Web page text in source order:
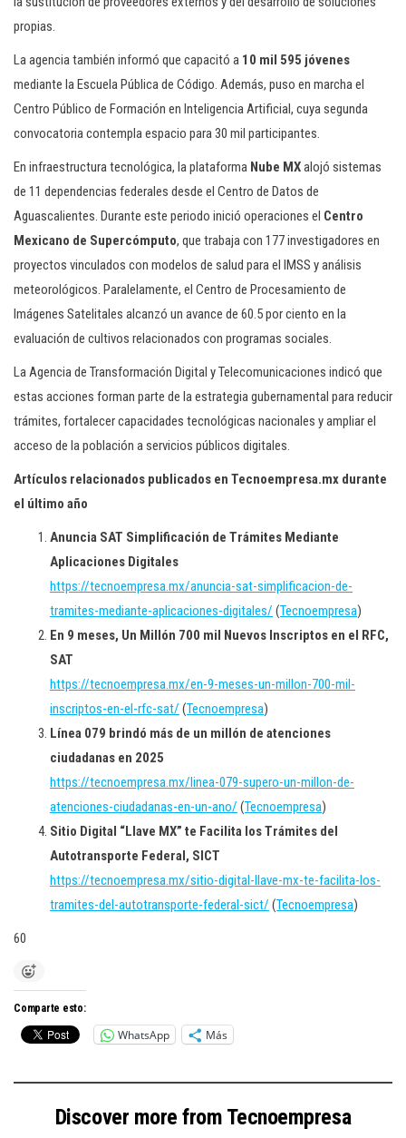
propias.
La agencia también informó que capacitó a 10 mil 595 jóvenes
mediante la Escuela Pública de Código. Además, puso en marcha el
Centro Público de Formación en Inteligencia Artificial, cuya segunda
convocatoria contempla espacio para 30 mil participantes.
En infraestructura tecnológica, la plataforma Nube MXalojó sistemas
de 11 dependencias federales desde el Centro de Datos de
Aguascalientes. Durante este periodo inició operaciones el Centro
Mexicano de Supercómputo, que trabaja con 177 investigadores en
proyectos vinculados con modelos de salud para el IMSS y análisis
meteorológicos. Paralelamente, el Centro de Procesamiento de
Imágenes Satelitales alcanzó un avance de 60.5 por ciento en la
evaluación de cultivos relacionados con programas sociales.
La Agencia de Transformación Digital y Telecomunicaciones indicó que
estas acciones forman parte de la estrategia gubernamental para reducir
trámites, fortalecer capacidades tecnológicas nacionales y ampliar el
acceso de la población a servicios públicos digitales.
Artículos relacionados publicados en Tecnoempresa.mx durante
el último año
Anuncia SAT Simplificación de Trámites Mediante
Aplicaciones Digitales
https://tecnoempresa.mx/anuncia-sat-simplificacion-de-
tramites-mediante-aplicaciones-digitales/ (Tecnoempresa)
En 9 meses, Un Millón 700 mil Nuevos Inscriptos en el RFC,
SAT
https://tecnoempresa.mx/en-9-meses-un-millon-700-mil-
inscriptos-en-el-rfc-sat/ (Tecnoempresa)
Línea 079 brindó más de un millón de atenciones
ciudadanas en 2025
https://tecnoempresa.mx/linea-079-supero-un-millon-de-
atenciones-ciudadanas-en-un-ano/ (Tecnoempresa)
Sitio Digital “Llave MX” te Facilita los Trámites del
Autotransporte Federal, SICT
https://tecnoempresa.mx/sitio-digital-llave-mx-te-facilita-los-
tramites-del-autotransporte-federal-sict/ (Tecnoempresa)
60
Comparte esto:
WhatsApp Más
Discover more from Tecnoempresa